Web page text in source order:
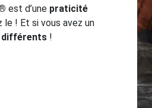
est d’une praticité
le ! Et si vous avez un
différents !